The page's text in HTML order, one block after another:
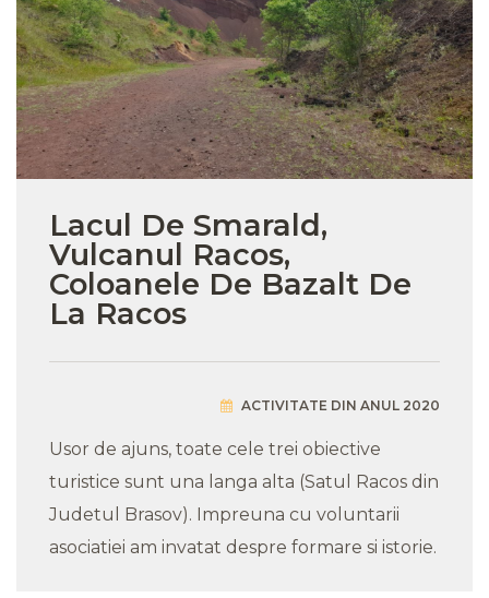
Lacul De Smarald,
Vulcanul Racos,
Coloanele De Bazalt De
La Racos
ACTIVITATE DIN ANUL 2020
Usor de ajuns, toate cele trei obiective
turistice sunt una langa alta (Satul Racos din
Judetul Brasov). Impreuna cu voluntarii
asociatiei am invatat despre formare si istorie.